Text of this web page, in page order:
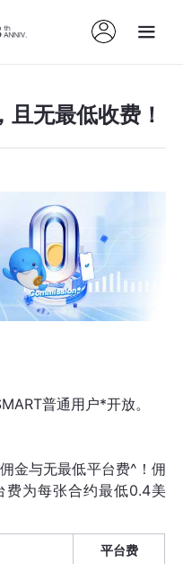
无最低收费！
普通用户*开放。
金与无最低平台费^ ！佣
为每张合约最低0.4美
平台费